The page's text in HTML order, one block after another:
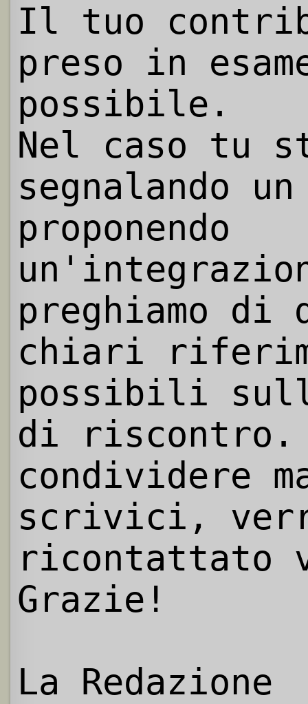
Il tuo
preso in
possibile.
Nel caso tu
segnalando
proponendo
preghiamo
chiari
possibili
di riscontro.
condividere
scrivici,
ricontattato
Grazie!
La Redazione